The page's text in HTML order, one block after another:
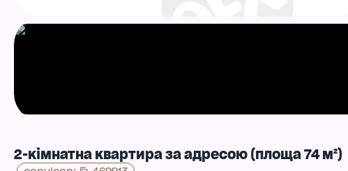
2-кімнатна квартира за адресою (площа 74 м²)